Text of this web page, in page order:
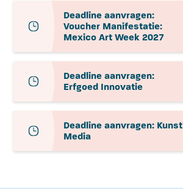
Deadline aanvragen:
Voucher Manifestatie:
Mexico Art Week 2027
Deadline aanvragen:
Erfgoed Innovatie
Deadline aanvragen: Kunst
Media